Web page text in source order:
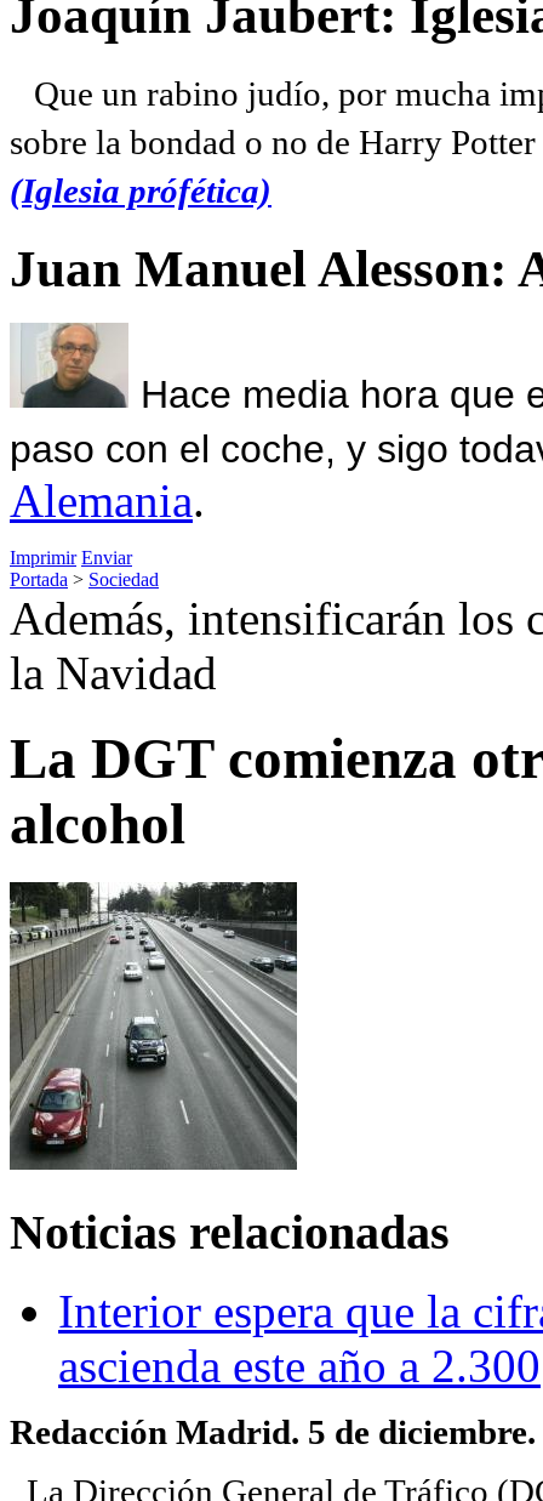
Joaquín Jaubert:
Que un rabino judío, por mucha
sobre la bondad o no de Harry
(Iglesia prófética)
Juan Manuel Alesson:
Hace media hora que
paso con el coche, y sigo
Alemania.
Imprimir Enviar
Portada > Sociedad
Además, intensificarán los
la Navidad
La DGT comienza
alcohol
Noticias relacionadas
Interior espera que la
ascienda este año a 2.300
Redacción Madrid. 5 de diciembre.
La Dirección General de Tráfico